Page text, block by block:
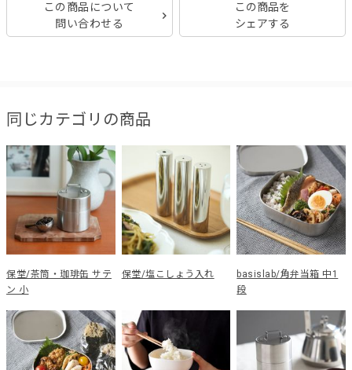
この商品について
問い合わせる
この商品を
シェアする
同じカテゴリの商品
保堂/茶筒・珈琲缶 サテ
ン 小
保堂/塩こしょう入れ
basislab/角弁当箱 中1
段